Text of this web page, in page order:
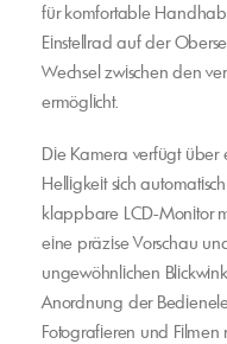
für komfortable
Einstellrad auf der
Wechsel zwischen den
ermöglicht.
Die Kamera verfügt über
Helligkeit sich
klappbare LCD-Monitor
eine präzise Vorschau
ungewöhnlichen
Anordnung der
Fotografieren und Filmen